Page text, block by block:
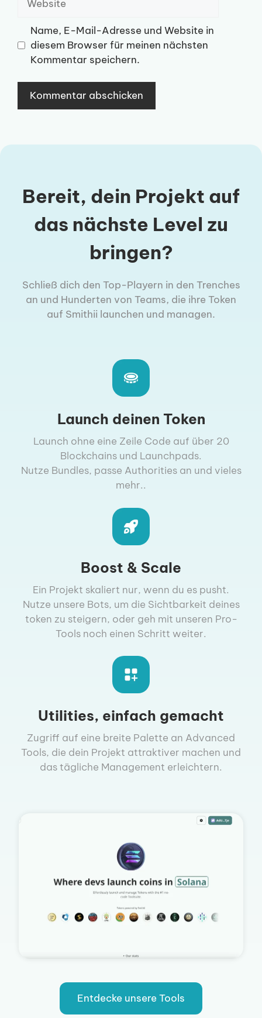
Name, E-Mail-Adresse und Website in
diesem Browser für meinen nächsten
Kommentar speichern.
Bereit, dein Projekt auf
das nächste Level zu
bringen?
Schließ dich den Top-Playern in den Trenches
an und Hunderten von Teams, die ihre Token
auf Smithii launchen und managen.
Launch deinen Token
Launch ohne eine Zeile Code auf über 20
Blockchains und Launchpads.
Nutze Bundles, passe Authorities an und vieles
mehr..
Boost & Scale
Ein Projekt skaliert nur, wenn du es pusht.
Nutze unsere Bots, um die Sichtbarkeit deines
token zu steigern, oder geh mit unseren Pro-
Tools noch einen Schritt weiter.
Utilities, einfach gemacht
Zugriff auf eine breite Palette an Advanced
Tools, die dein Projekt attraktiver machen und
das tägliche Management erleichtern.
Entdecke unsere Tools